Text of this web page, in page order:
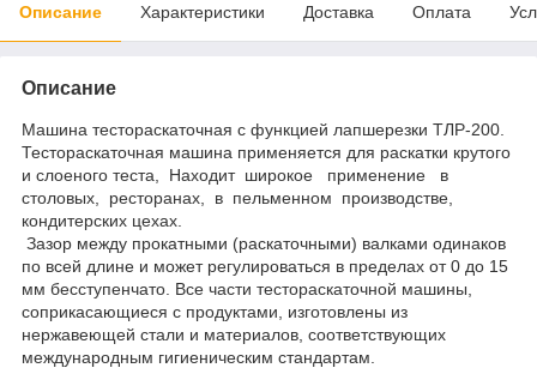
Описание Характеристики Доставка Оплата
Описание
Машина тестораскаточная с функцией лапшерезки ТЛР-200.
Тестораскаточная машина применяется для раскатки крутого
и слоеного теста, Находит широкое применение в
столовых, ресторанах, в пельменном производстве,
кондитерских цехах.
Зазор между прокатными (раскаточными) валками одинаков
по всей длине и может регулироваться в пределах от 0 до 15
мм бесступенчато. Все части тестораскаточной машины,
соприкасающиеся с продуктами, изготовлены из
нержавеющей стали и материалов, соответствующих
международным гигиеническим стандартам.